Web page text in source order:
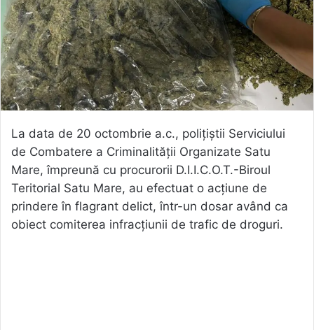
La data de 20 octombrie a.c., polițiștii Serviciului
de Combatere a Criminalității Organizate Satu
Mare, împreună cu procurorii D.I.I.C.O.T.-Biroul
Teritorial Satu Mare, au efectuat o acțiune de
prindere în flagrant delict, într-un dosar având ca
obiect comiterea infracțiunii de trafic de droguri.